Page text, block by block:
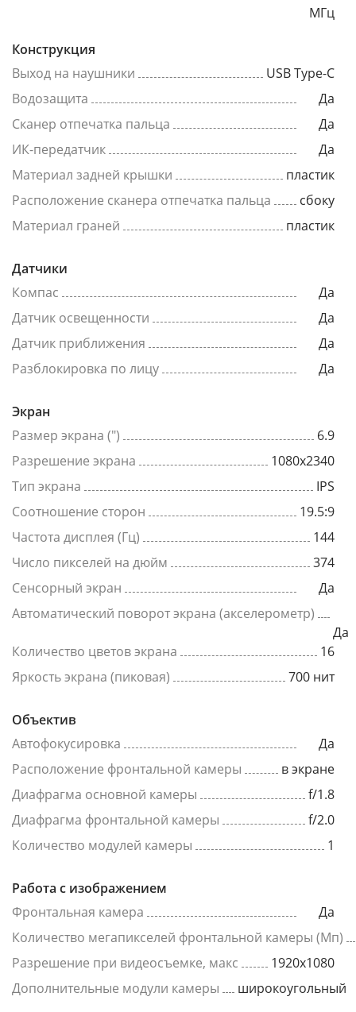
МГц
Конструкция
Выход на наушники
USB Type-C
Водозащита
Да
Сканер отпечатка пальца
Да
ИК-передатчик
Да
Материал задней крышки
пластик
Расположение сканера отпечатка пальца
сбоку
Материал граней
пластик
Датчики
Компас
Да
Датчик освещенности
Да
Датчик приближения
Да
Разблокировка по лицу
Да
Экран
Размер экрана (")
6.9
Разрешение экрана
1080x2340
Тип экрана
IPS
Соотношение сторон
19.5:9
Частота дисплея (Гц)
144
Число пикселей на дюйм
374
Сенсорный экран
Да
Автоматический поворот экрана (акселерометр)
Да
Количество цветов экрана
16
Яркость экрана (пиковая)
700 нит
Объектив
Автофокусировка
Да
Расположение фронтальной камеры
в экране
Диафрагма основной камеры
f/1.8
Диафрагма фронтальной камеры
f/2.0
Количество модулей камеры
1
Работа с изображением
Фронтальная камера
Да
Количество мегапикселей фронтальной камеры (Мп)
Разрешение при видеосъемке, макс
1920x1080
Дополнительные модули камеры
широкоугольный